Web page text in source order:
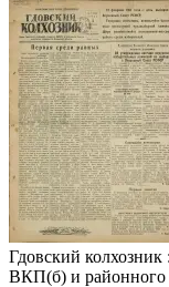
Гдовский колхозник
ВКП(б) и районного